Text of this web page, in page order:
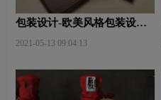
包装设计-欧美风格包装设
2021-05-13 09:04:13